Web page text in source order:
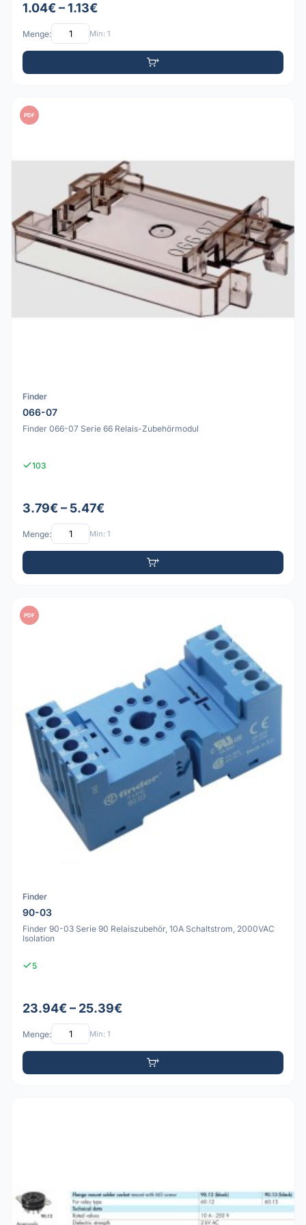
1.04€ – 1.13€
Menge: Min: 1
PDF
Finder
066-07
Finder 066-07 Serie 66 Relais-Zubehörmodul
103
3.79€ – 5.47€
Menge: Min: 1
PDF
Finder
90-03
Finder 90-03 Serie 90 Relaiszubehör, 10A Schaltstrom, 2000VAC
Isolation
5
23.94€ – 25.39€
Menge: Min: 1